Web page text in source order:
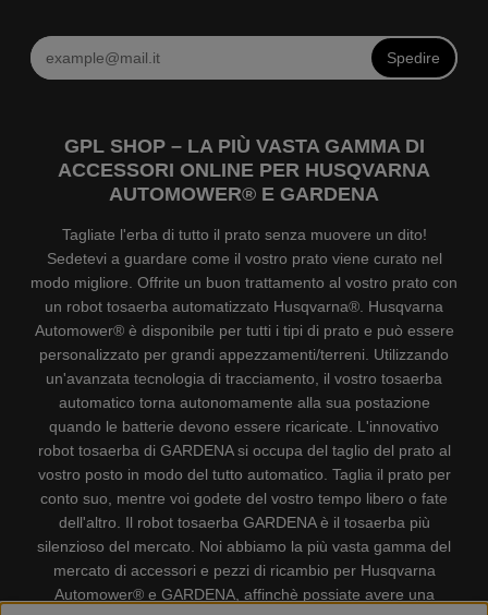
Spedire
GPL SHOP – LA PIÙ VASTA GAMMA DI
ACCESSORI ONLINE PER HUSQVARNA
AUTOMOWER® E GARDENA
Tagliate l'erba di tutto il prato senza muovere un dito!
Sedetevi a guardare come il vostro prato viene curato nel
modo migliore. Offrite un buon trattamento al vostro prato con
un robot tosaerba automatizzato Husqvarna®. Husqvarna
Automower® è disponibile per tutti i tipi di prato e può essere
personalizzato per grandi appezzamenti/terreni. Utilizzando
un'avanzata tecnologia di tracciamento, il vostro tosaerba
automatico torna autonomamente alla sua postazione
quando le batterie devono essere ricaricate. L'innovativo
robot tosaerba di GARDENA si occupa del taglio del prato al
vostro posto in modo del tutto automatico. Taglia il prato per
conto suo, mentre voi godete del vostro tempo libero o fate
dell'altro. Il robot tosaerba GARDENA è il tosaerba più
silenzioso del mercato. Noi abbiamo la più vasta gamma del
mercato di accessori e pezzi di ricambio per Husqvarna
Automower® e GARDENA, affinchè possiate avere una